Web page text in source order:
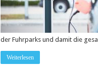
der Fuhrparks und damit die
Weiterlesen